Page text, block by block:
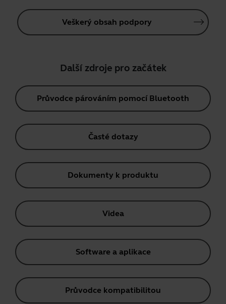
Veškerý obsah podpory
Další zdroje pro začátek
Průvodce párováním pomocí Bluetooth
Časté dotazy
Dokumenty k produktu
Videa
Software a aplikace
Průvodce kompatibilitou